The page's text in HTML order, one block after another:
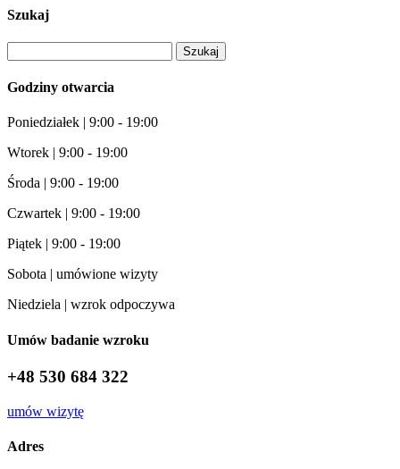
Szukaj
Godziny otwarcia
Poniedziałek | 9:00 - 19:00
Wtorek | 9:00 - 19:00
Środa | 9:00 - 19:00
Czwartek | 9:00 - 19:00
Piątek | 9:00 - 19:00
Sobota | umówione wizyty
Niedziela | wzrok odpoczywa
Umów badanie wzroku
+48 530 684 322
umów wizytę
Adres